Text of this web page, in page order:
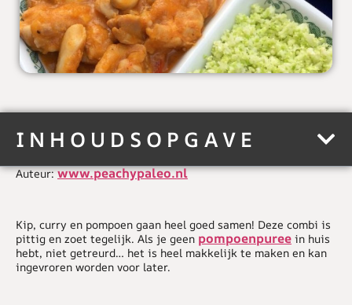
INHOUDSOPGAVE
Auteur:www.peachypaleo.nl
Kip, curry en pompoen gaan heel goed samen! Deze combi is
pittig en zoet tegelijk. Als je geen pompoenpuree in huis
hebt, niet getreurd… het is heel makkelijk te maken en kan
ingevroren worden voor later.